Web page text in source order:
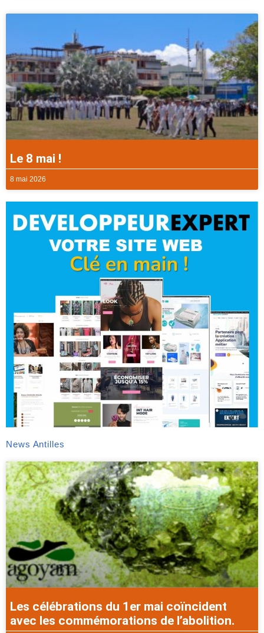
Le 8 mai !
8 mai 2026
News Antilles
Les célébrations du 1er mai coïncident
avec les commémorations de l’abolition.